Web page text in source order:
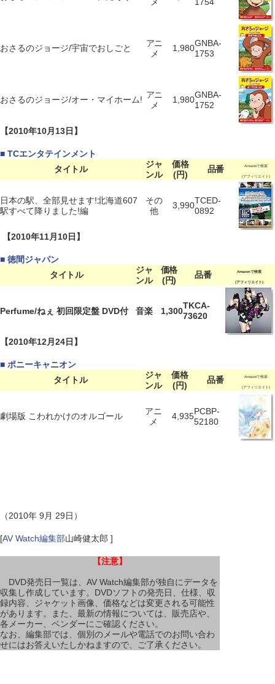
おさるのジョージ/宇宙でおしごと
アニ
メ
1,980GNBA-
1753
おさるのジョージ/オー・マイホーム! アニ
メ
1,980GNBA-
1752
【2010年10月13日】
■ TCエンタテインメント
タイトル
ジャ
ンル
価格
(円)
品番 Amazonで検索
(アフィリエイト)
日本の駅、全部見せます!北海道607
駅すべて降りました!編
その
他
3,990TCED-
0892
【2010年11月10日】
■ 徳間ジャパン
タイトル
ジャ
ンル
価格
(円)
品番 Amazonで検索
(アフィリエイト)
Perfume/ねぇ 初回限定盤 DVD付 音楽 1,300
TKCA-
73620
【2010年12月24日】
■ ポニーキャニオン
タイトル
ジャ
ンル
価格
(円)
品番 Amazonで検索
(アフィリエイト)
劇場版 こわれかけのオルゴール
アニ
メ
4,935PCBP-
52180
（2010年 9月 29日）
[AV Watch編集部山崎健太郎 ]
【注意】
DVD発売日一覧は、AV Watch編集部が独自にデータを
収集し作成しています。DVDソフトの発売日、仕様、収
録内容、ジャケット画像、価格などは変更される可能性
があります。また、最新の情報については、販売店や、
各メーカー、ベンダーにご確認ください。
なお、編集部では、個別のメールや電話でのお問い合わ
せにはお答えいたしかねますので、ご了承ください。